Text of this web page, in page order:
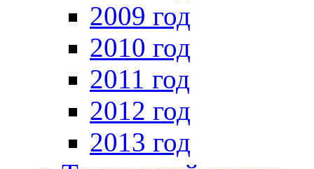
2009 год
2010 год
2011 год
2012 год
2013 год